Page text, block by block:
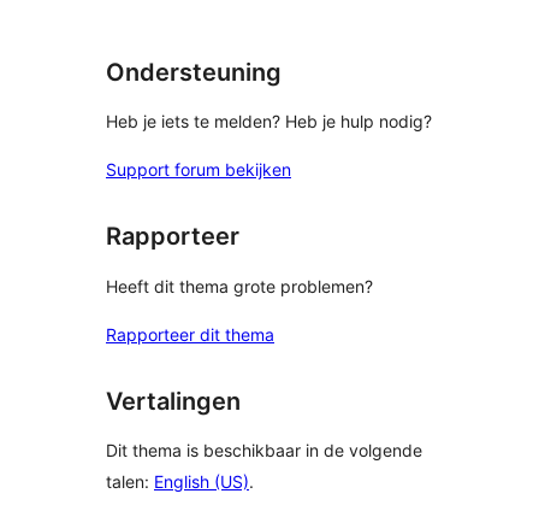
Ondersteuning
Heb je iets te melden? Heb je hulp nodig?
Support forum bekijken
Rapporteer
Heeft dit thema grote problemen?
Rapporteer dit thema
Vertalingen
Dit thema is beschikbaar in de volgende
talen: English (US).